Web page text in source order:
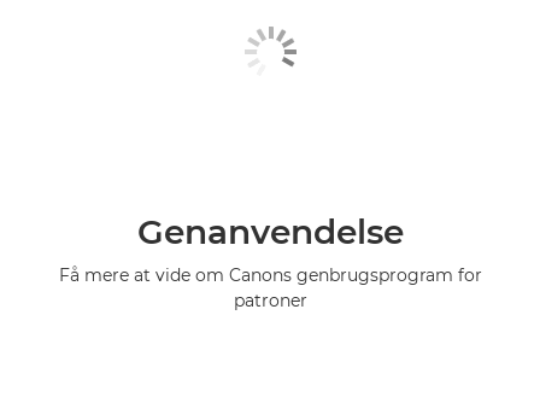
Genanvendelse
Få mere at vide om Canons genbrugsprogram for
patroner